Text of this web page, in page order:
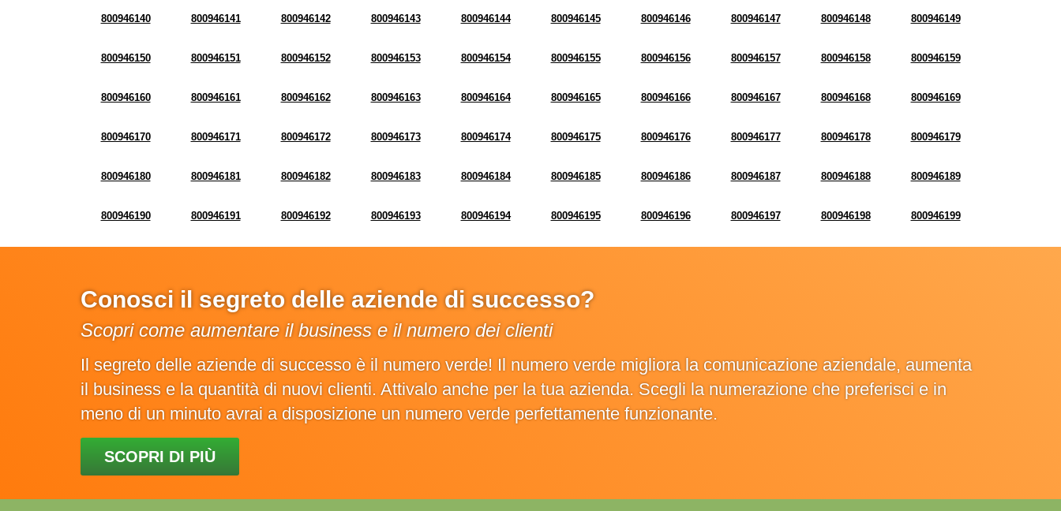
800946140 800946141 800946142 800946143 800946144 800946145 800946146 800946147 800946148 800946149
800946150 800946151 800946152 800946153 800946154 800946155 800946156 800946157 800946158 800946159
800946160 800946161 800946162 800946163 800946164 800946165 800946166 800946167 800946168 800946169
800946170 800946171 800946172 800946173 800946174 800946175 800946176 800946177 800946178 800946179
800946180 800946181 800946182 800946183 800946184 800946185 800946186 800946187 800946188 800946189
800946190 800946191 800946192 800946193 800946194 800946195 800946196 800946197 800946198 800946199
Conosci il segreto delle aziende di successo?
Scopri come aumentare il business e il numero dei clienti
Il segreto delle aziende di successo è il numero verde! Il numero verde migliora la comunicazione aziendale, aumenta
il business e la quantità di nuovi clienti. Attivalo anche per la tua azienda. Scegli la numerazione che preferisci e in
meno di un minuto avrai a disposizione un numero verde perfettamente funzionante.
SCOPRI DI PIÙ